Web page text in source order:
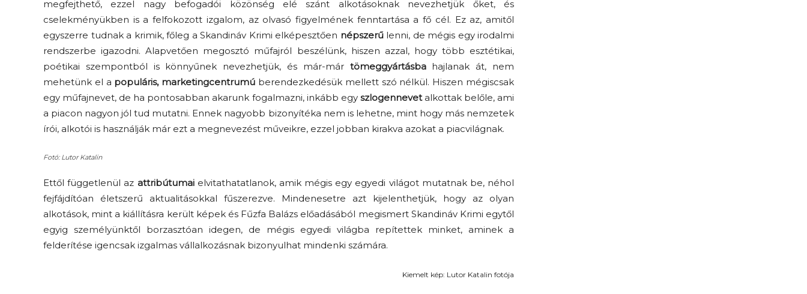
megfejthető, ezzel nagy befogadói közönség elé szánt alkotásoknak nevezhetjük őket, és
cselekményükben is a felfokozott izgalom, az olvasó figyelmének fenntartása a fő cél. Ez az, amitől
egyszerre tudnak a krimik, főleg a Skandináv Krimi elképesztően népszerűlenni, de mégis egy irodalmi
rendszerbe igazodni. Alapvetően megosztó műfajról beszélünk, hiszen azzal, hogy több esztétikai,
poétikai szempontból is könnyűnek nevezhetjük, és már-már tömeggyártásbahajlanak át, nem
mehetünk el a populáris, marketingcentrumú berendezkedésük mellett szó nélkül. Hiszen mégiscsak
egy műfajnevet, de ha pontosabban akarunk fogalmazni, inkább egy szlogennevetalkottak belőle, ami
a piacon nagyon jól tud mutatni. Ennek nagyobb bizonyítéka nem is lehetne, mint hogy más nemzetek
írói, alkotói is használják már ezt a megnevezést műveikre, ezzel jobban kirakva azokat a piacvilágnak.
Fotó: Lutor Katalin
Ettől függetlenül az attribútumaielvitathatatlanok, amik mégis egy egyedi világot mutatnak be, néhol
fejfájdítóan életszerű aktualitásokkal fűszerezve. Mindenesetre azt kijelenthetjük, hogy az olyan
alkotások, mint a kiállításra került képek és Fűzfa Balázs előadásából megismert Skandináv Krimi egytől
egyig személyünktől borzasztóan idegen, de mégis egyedi világba repítettek minket, aminek a
felderítése igencsak izgalmas vállalkozásnak bizonyulhat mindenki számára.
Kiemelt kép: Lutor Katalin fotója